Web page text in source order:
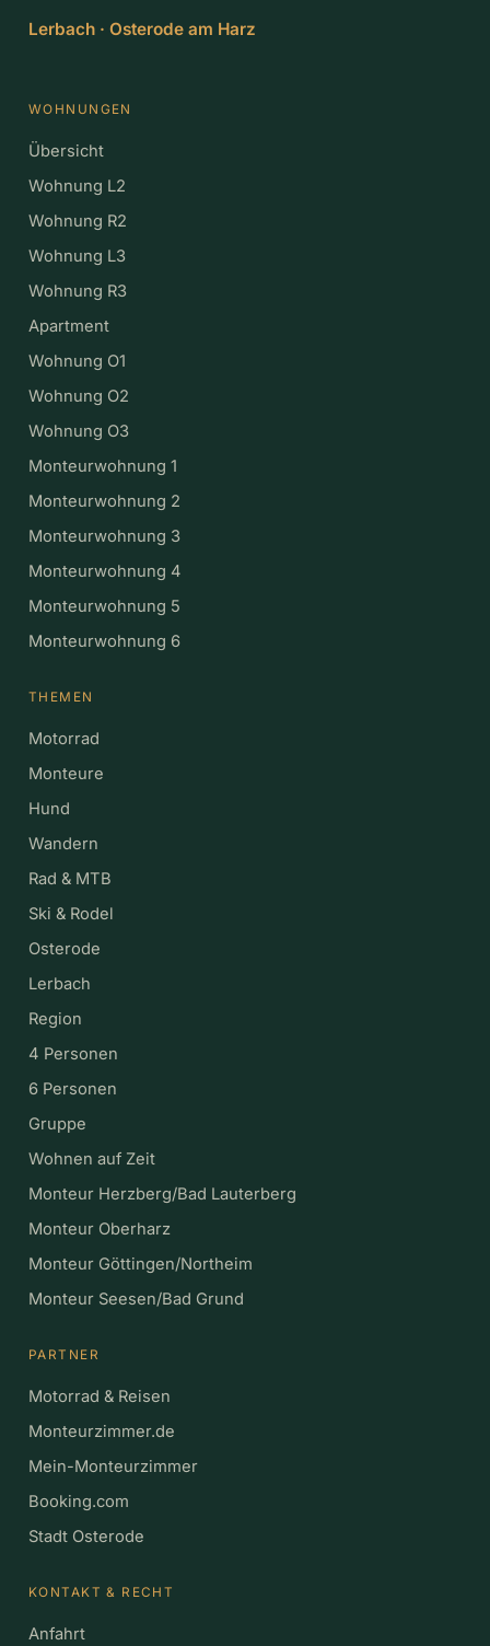
Lerbach · Osterode am Harz
WOHNUNGEN
Übersicht
Wohnung L2
Wohnung R2
Wohnung L3
Wohnung R3
Apartment
Wohnung O1
Wohnung O2
Wohnung O3
Monteurwohnung 1
Monteurwohnung 2
Monteurwohnung 3
Monteurwohnung 4
Monteurwohnung 5
Monteurwohnung 6
THEMEN
Motorrad
Monteure
Hund
Wandern
Rad & MTB
Ski & Rodel
Osterode
Lerbach
Region
4 Personen
6 Personen
Gruppe
Wohnen auf Zeit
Monteur Herzberg/Bad Lauterberg
Monteur Oberharz
Monteur Göttingen/Northeim
Monteur Seesen/Bad Grund
PARTNER
Motorrad & Reisen
Monteurzimmer.de
Mein-Monteurzimmer
Booking.com
Stadt Osterode
KONTAKT & RECHT
Anfahrt